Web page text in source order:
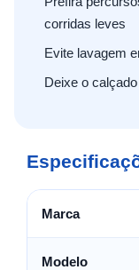
corridas leves
Evite lavagem
Deixe o
Marca
Modelo